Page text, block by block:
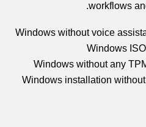
workflows
Windows without voice
Windows
Windows without any
Windows installation